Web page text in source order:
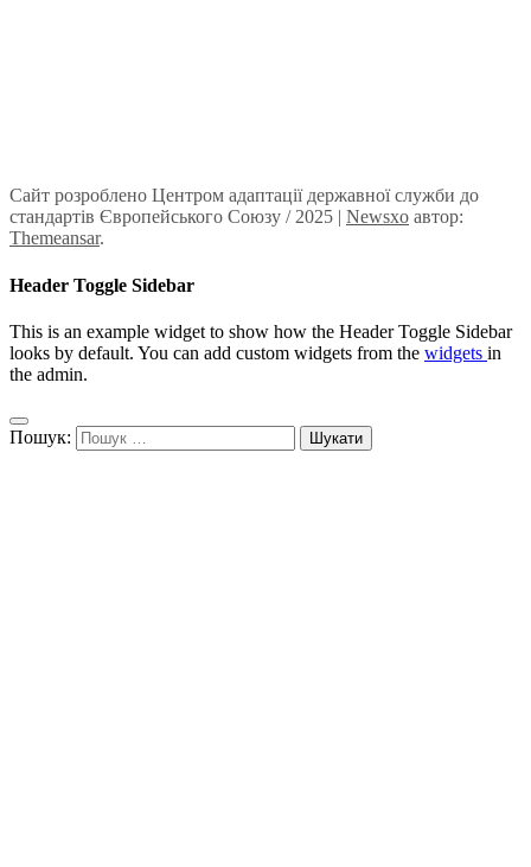
Сайт розроблено Центром адаптації державної служби до
стандартів Європейського Союзу / 2025 | Newsxo автор:
Themeansar.
Header Toggle Sidebar
This is an example widget to show how the Header Toggle Sidebar
looks by default. You can add custom widgets from the widgets in
the admin.
Пошук: